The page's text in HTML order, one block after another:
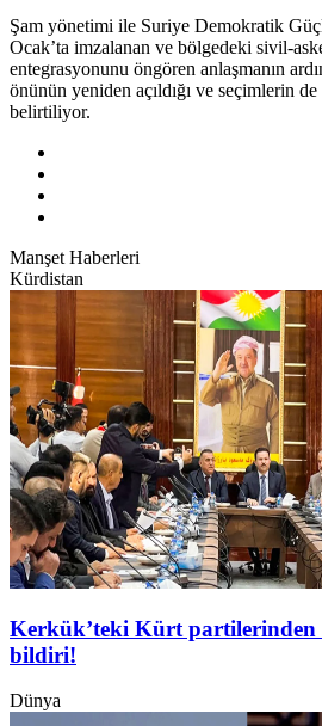
Şam yönetimi ile Suriye Demokratik
Ocak’ta imzalanan ve bölgedeki sivil-
entegrasyonunu öngören anlaşmanın
önünün yeniden açıldığı ve seçimlerin
belirtiliyor.
Manşet Haberleri
Kürdistan
Kerkük’teki Kürt partilerinden
bildiri!
Dünya